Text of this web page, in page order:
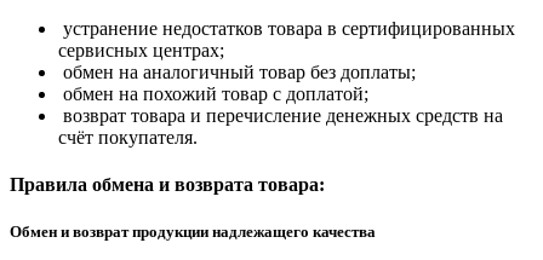
устранение недостатков товара в сертифицированных
сервисных центрах;
обмен на аналогичный товар без доплаты;
обмен на похожий товар с доплатой;
возврат товара и перечисление денежных средств на
счёт покупателя.
Правила обмена и возврата товара:
Обмен и возврат продукции надлежащего качества